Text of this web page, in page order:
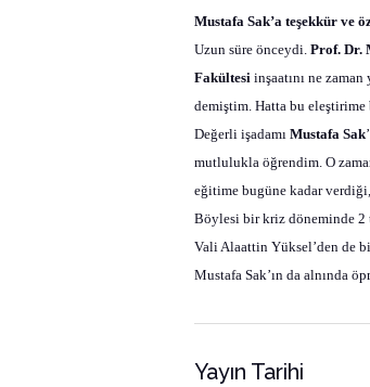
Mustafa Sak’a teşekkür ve
Uzun süre önceydi. Prof. Dr.
Fakültesi inşaatını ne
demiştim. Hatta bu eleştirime
Değerli işadamı Mustafa Sak
mutlulukla öğrendim. O
eğitime bugüne kadar
Böylesi bir kriz döneminde 2
Vali Alaattin Yüksel’den de
Mustafa Sak’ın da alnında
Yayın Tarihi